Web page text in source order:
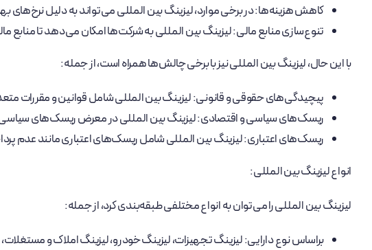
کاهش هزینه‌ها: در برخی موارد، لیزینگ بین المللی می‌تواند به دلیل نرخ‌های
تنوع‌سازی منابع مالی: لیزینگ بین المللی به شرکت‌ها امکان می‌دهد تا منابع
با این حال، لیزینگ بین المللی نیز با برخی چالش‌ها همراه است، از جمله:
پیچیدگی‌های حقوقی و قانونی: لیزینگ بین المللی شامل قوانین و مقررات
ریسک‌های سیاسی و اقتصادی: لیزینگ بین المللی در معرض ریسک‌های سیاسی و
ریسک‌های اعتباری: لیزینگ بین المللی شامل ریسک‌های اعتباری مانند عدم
انواع لیزینگ بین المللی:
لیزینگ بین المللی را می‌توان به انواع مختلفی طبقه‌بندی کرد، از جمله:
براساس نوع دارایی: لیزینگ تجهیزات، لیزینگ خودرو، لیزینگ املاک و